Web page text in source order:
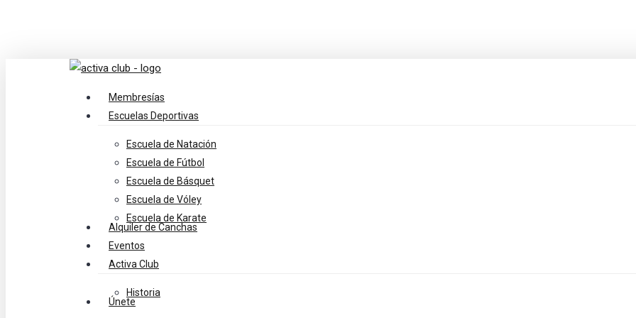
search
Menu
Membresías
Escuelas Deportivas
Escuela de Natación
Escuela de Fútbol
Escuela de Básquet
Escuela de Vóley
Escuela de Karate
Alquiler de Canchas
Eventos
Activa Club
Historia
Únete